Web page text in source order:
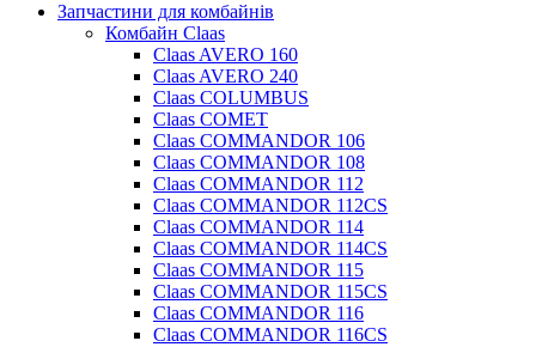
Запчастини для комбайнів
Комбайн Claas
Claas AVERO 160
Claas AVERO 240
Claas COLUMBUS
Claas COMET
Claas COMMANDOR 106
Claas COMMANDOR 108
Claas COMMANDOR 112
Claas COMMANDOR 112CS
Claas COMMANDOR 114
Claas COMMANDOR 114CS
Claas COMMANDOR 115
Claas COMMANDOR 115CS
Claas COMMANDOR 116
Claas COMMANDOR 116CS